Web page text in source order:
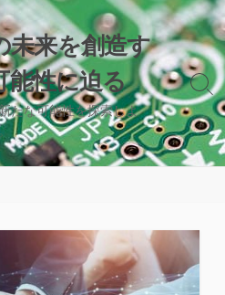
未来を創造す
能性に迫る
たな可能性を探索しよ
検
索
切
り
替